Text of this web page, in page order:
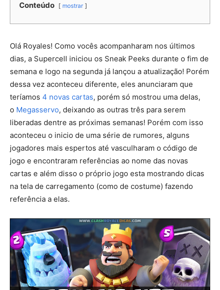
Conteúdo mostrar
Olá Royales! Como vocês acompanharam nos últimos
dias, a Supercell iniciou os Sneak Peeks durante o fim de
semana e logo na segunda já lançou a atualização! Porém
dessa vez aconteceu diferente, eles anunciaram que
teríamos 4 novas cartas, porém só mostrou uma delas,
o Megasservo, deixando as outras três para serem
liberadas dentre as próximas semanas! Porém com isso
aconteceu o inicio de uma série de rumores, alguns
jogadores mais espertos até vasculharam o código de
jogo e encontraram referências ao nome das novas
cartas e além disso o próprio jogo esta mostrando dicas
na tela de carregamento (como de costume) fazendo
referência a elas.